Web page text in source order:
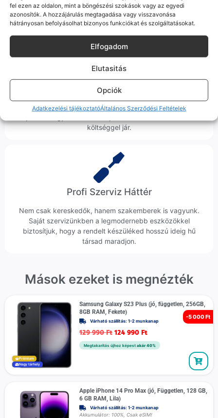
fel ezen az oldalon, mint a böngészési szokások vagy az egyedi
azonosítók. A hozzájárulás megtagadása vagy visszavonása
hátrányosan befolyásolhat bizonyos funkciókat és szolgáltatásokat.
Elfogadom
Elutasitás
Opciók
Adatkezelési tájékoztatóÁltalános Szerződési Feltételek
hanem megoldást. Szakértő kollégáink azonnal kézbe
veszik az ügyedet.
Ingyenes Futár & Szerviz
Ha messze laksz, mi megyünk a készülékért. Garanciális
probléma esetén küldjük a futárt, bevizsgáljuk a telefont, és
költséggel jár.
Profi Szerviz Háttér
Nem csak kereskedők, hanem szakemberek is vagyunk.
Saját szervizünkben a legmodernebb eszközökkel
biztosítjuk, hogy a rendelt készüléked hosszú ideig hű
társad maradjon.
Mások ezeket is megnézték
-5 000 Ft
Prémium
Nagy tárhely
Samsung Galaxy S23 Plus (jó, független, 256GB,
8GB RAM, Fekete)
Várható szállítás: 1-2 munkanap
129 990Ft 124 990 Ft
Megtakarítás újhoz képest akár 40%
Apple iPhone 14 Pro Max (jó, Független, 128 GB,
6 GB RAM, Lila)
Várható szállítás: 1-2 munkanap
Akkumulátor: 100%, Csak eSIM!